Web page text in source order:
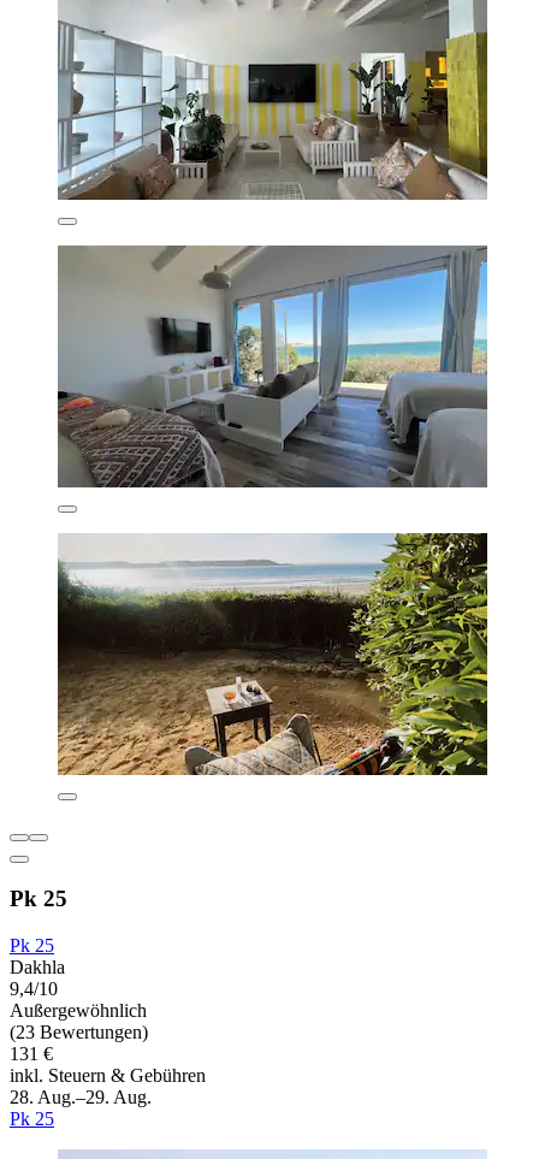
Pk 25
Pk 25
Dakhla
9,4/10
Außergewöhnlich
(23 Bewertungen)
131 €
inkl. Steuern & Gebühren
28. Aug.–29. Aug.
Pk 25